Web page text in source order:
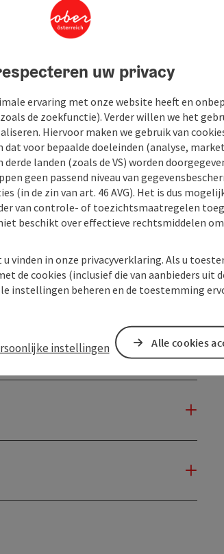
uw privacy
ervaring met onze website heeft en
de zoekfunctie). Verder willen we het
Hiervoor maken we gebruik van
voor bepaalde doeleinden (analyse,
landen (zoals de VS) worden
geen passend niveau van
(in de zin van art. 46 AVG). Het is dus
van controle- of toezichtsmaatregelen
beschikt over effectieve rechtsmiddelen
vinden in onze privacyverklaring. Als u
de cookies (inclusief die van aanbieders uit
instellingen beheren en de toestemming
instellingen Alle cookies